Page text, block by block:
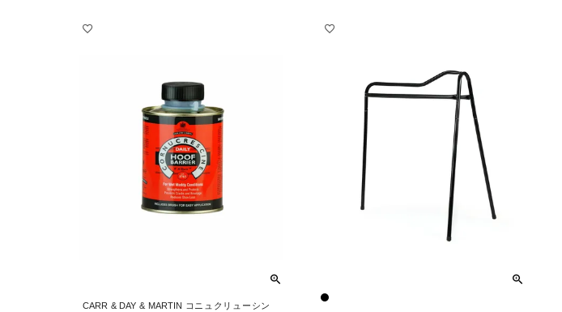
CARR & DAY & MARTIN コニュクリューシン